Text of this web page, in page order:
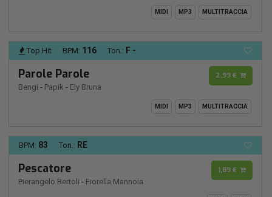
MIDI MP3 MULTITRACCIA
Top Hit BPM: 116 Ton.: F -
Parole Parole
Bengi - Papik - Ely Bruna
2,99 €
MIDI MP3 MULTITRACCIA
BPM: 83 Ton.: RE
Pescatore
Pierangelo Bertoli - Fiorella Mannoia
1,89 €